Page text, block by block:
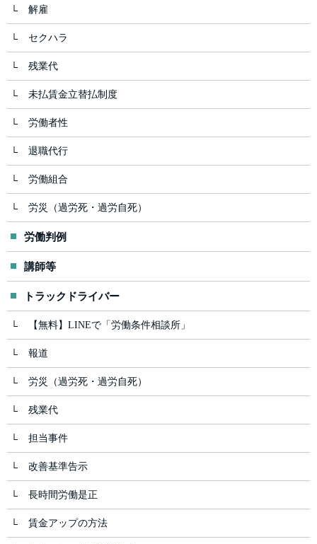
解雇
セクハラ
残業代
未払賃金立替払制度
労働者性
退職代行
労働組合
労災（過労死・過労自死）
労働判例
講師等
トラックドライバー
【無料】LINEで「労働条件相談所」
報道
労災（過労死・過労自死）
残業代
担当事件
改善基準告示
長時間労働是正
賃金アップの方法